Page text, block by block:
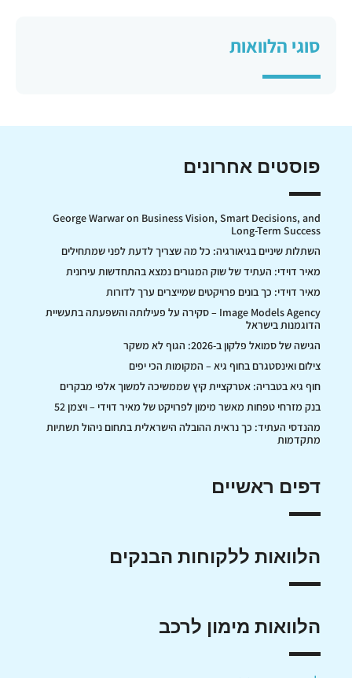
סוגי הלוואות
פוסטים אחרונים
George Warwar on Business Vision, Smart Decisions, and
Long-Term Success
השתלות שיניים בגיאורגיה: כל מה שצריך לדעת לפני שמתחילים
מאיר דוידי: העתיד של שוק המגורים נמצא בהתחדשות עירונית
מאיר דוידי: כך בונים פרויקטים שמייצרים ערך לדורות
Image Models Agency – סקירה על פעילותה והשפעתה בתעשיית
הדוגמנות בישראל
הגישה של סמואל פלקון ב-2026: הגוף לא משקר
צילום ואינסטגרם בחוף גיא – המקומות הכי יפים
חוף גיא בטבריה: אטרקציית קיץ שממשיכה למשוך אלפי מבקרים
בנק מזרחי טפחות מאשר מימון לפרויקט של מאיר דוידי – ויצמן 52
מהנדסי העתיד: כך נראית ההובלה הישראלית בתחום ניהול תשתיות
מתקדמות
דפים ראשיים
הלוואות ללקוחות הבנקים
הלוואות מימון לרכב